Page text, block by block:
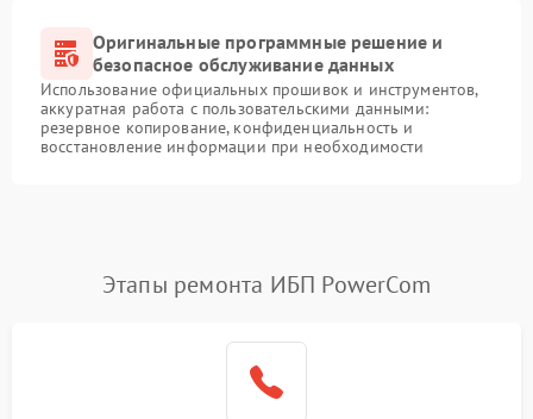
Оригинальные программные решение и
безопасное обслуживание данных
Использование официальных прошивок и инструментов,
аккуратная работа с пользовательскими данными:
резервное копирование, конфиденциальность и
восстановление информации при необходимости
Этапы ремонта ИБП PowerCom